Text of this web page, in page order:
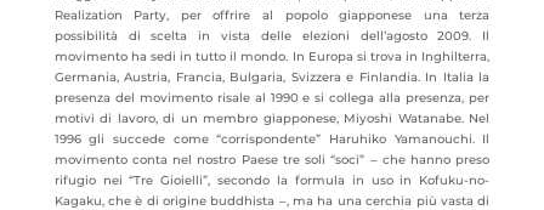
Realization Party, per offrire al popolo giapponese una terza
possibilità di scelta in vista delle elezioni dell’agosto 2009. Il
movimento ha sedi in tutto il mondo. In Europa si trova in Inghilterra,
Germania, Austria, Francia, Bulgaria, Svizzera e Finlandia. In Italia la
presenza del movimento risale al 1990 e si collega alla presenza, per
motivi di lavoro, di un membro giapponese, Miyoshi Watanabe. Nel
1996 gli succede come “corrispondente” Haruhiko Yamanouchi. Il
movimento conta nel nostro Paese tre soli “soci” ‒ che hanno preso
rifugio nei “Tre Gioielli”, secondo la formula in uso in Kofuku-no-
Kagaku, che è di origine buddhista ‒, ma ha una cerchia più vasta di